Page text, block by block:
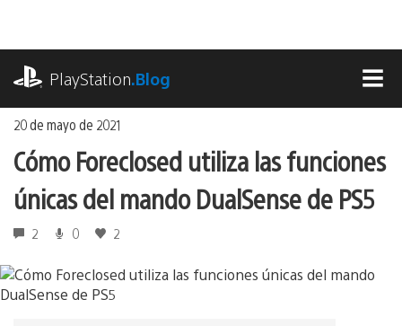
contenido
PlayStation.Blog
20 de mayo de 2021
Cómo Foreclosed utiliza las funciones
únicas del mando DualSense de PS5
2 0 2